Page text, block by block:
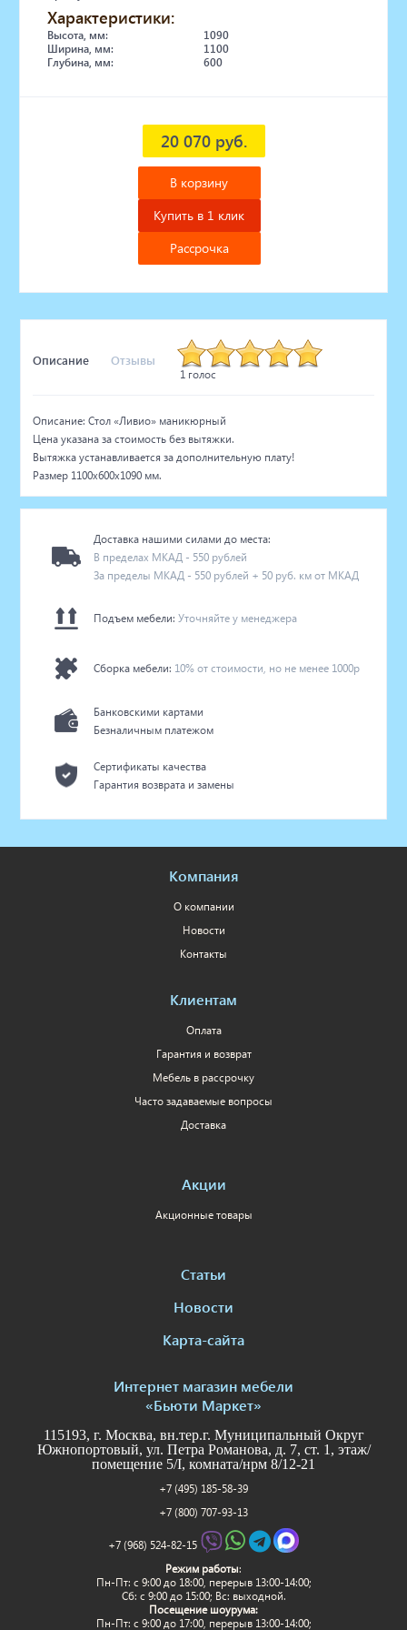
Характеристики:
Высота, мм:
1090
Ширина, мм:
1100
Глубина, мм:
600
20 070 руб.
В корзину
Купить в 1 клик
Рассрочка
Описание Отзывы
1 голос
Описание: Стол «Ливио» маникюрный
Цена указана за стоимость без вытяжки.
Вытяжка устанавливается за дополнительную плату!
Размер 1100х600х1090 мм.
Доставка нашими силами до места:
В пределах МКАД - 550 рублей
За пределы МКАД - 550 рублей + 50 руб. км от МКАД
Подъем мебели:Уточняйте у менеджера
Сборка мебели: 10% от стоимости, но не менее 1000р
Банковскими картами
Безналичным платежом
Сертификаты качества
Гарантия возврата и замены
Компания
О компании
Новости
Контакты
Клиентам
Оплата
Гарантия и возврат
Мебель в рассрочку
Часто задаваемые вопросы
Доставка
Акции
Акционные товары
Статьи
Новости
Карта-сайта
Интернет магазин мебели
«Бьюти Маркет»
115193, г. Москва, вн.тер.г. Муниципальный Округ
Южнопортовый, ул. Петра Романова, д. 7, ст. 1, этаж/
помещение 5/I, комната/нрм 8/12-21
+7 (495) 185-58-39
+7 (800) 707-93-13
+7 (968) 524-82-15
Режим работы:
Пн-Пт: c 9:00 до 18:00, перерыв 13:00-14:00;
Сб: с 9:00 до 15:00; Вс: выходной.
Посещение шоурума:
Пн-Пт: c 9:00 до 17:00, перерыв 13:00-14:00;